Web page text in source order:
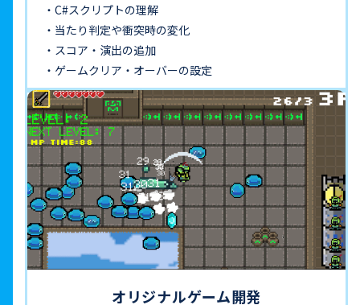
C#スクリプトの理解
当たり判定や衝突時の変化
スコア・演出の追加
ゲームクリア・オーバーの設定
オリジナルゲーム開発